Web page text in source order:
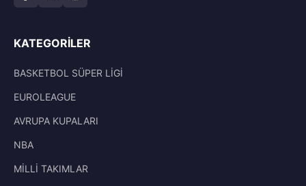
KATEGORILER
BASKETBOL SÜPER LİGİ
EUROLEAGUE
AVRUPA KUPALARI
NBA
MİLLİ TAKIMLAR